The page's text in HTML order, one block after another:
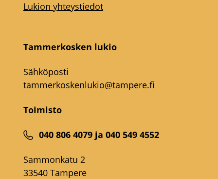
Lukion yhteystiedot
Tammerkosken lukio
Sähköposti
tammerkoskenlukio@tampere.fi
Toimisto
040 806 4079 ja 040 549 4552
Sammonkatu 2
33540 Tampere